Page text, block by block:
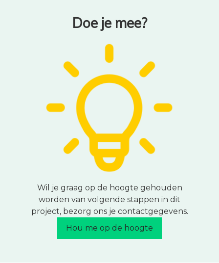
Doe je mee?
Wil je graag op de hoogte gehouden
worden van volgende stappen in dit
project, bezorg ons je contactgegevens.
Hou me op de hoogte